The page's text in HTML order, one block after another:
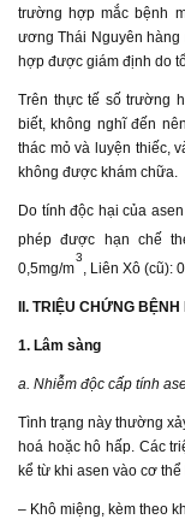
trường hợp mắc bệnh
ương Thái Nguyên
hợp được giám định do
Trên thực tế số trường
biết, không nghĩ đến
thác mỏ và luyện thiếc,
không được khám chữa.
Do tính độc hại của
phép được hạn chế
0,5mg/m
3
, Liên Xô (cũ):
II. TRIỆU CHỨNG BỆNH
1. Lâm sàng
a. Nhiễm độc cấp tính
Tình trạng này thường
hoá hoặc hô hấp. Các
kể từ khi asen vào cơ thể
– Khô miệng, kèm theo